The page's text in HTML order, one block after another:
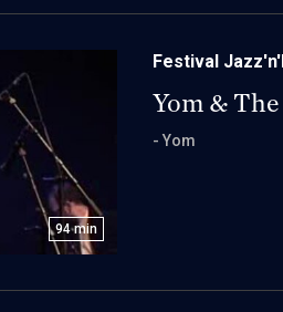
94 min
Festival
Yom &
- Yom